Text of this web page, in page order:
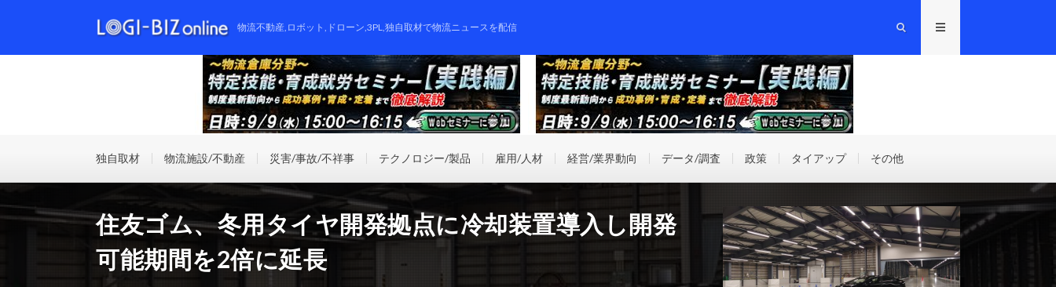
物流不動産,ロボット,ドローン,3PL,独自取材で物流ニュースを配信
独自取材 物流施設/不動産 災害/事故/不祥事 テクノロジー/製品 雇用/人材 経営/業界動向 データ/調査 政策 タイアップ その他
住友ゴム、冬用タイヤ開発拠点に冷却装置導入し開発
可能期間を2倍に延長